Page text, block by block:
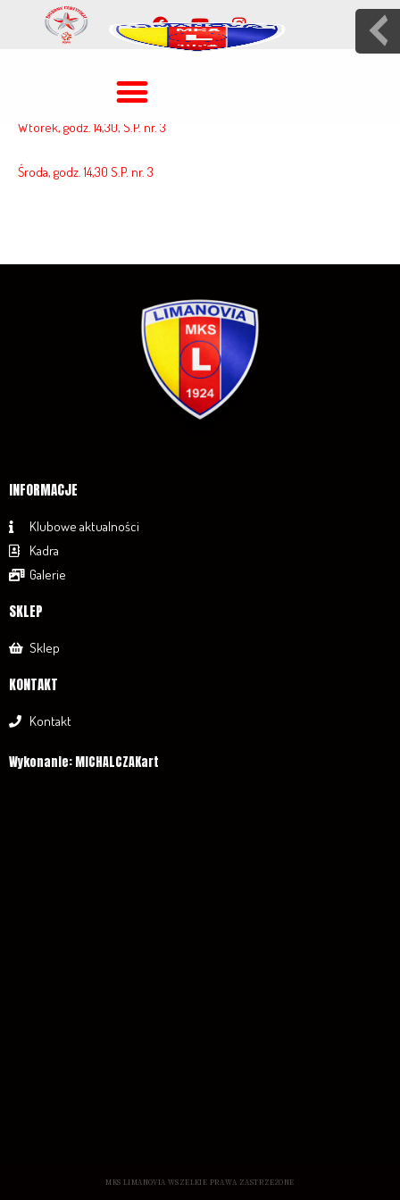
Poniedziałek, godz. 14,30, S.P. nr.3
Wtorek, godz. 14,30, S.P. nr. 3
Środa, godz. 14,30 S.P. nr. 3
INFORMACJE
Klubowe aktualności
Kadra
Galerie
SKLEP
Sklep
KONTAKT
Kontakt
Wykonanie: MICHALCZAKart
MKS LIMANOVIA WSZELKIE PRAWA ZASTRZEŻONE